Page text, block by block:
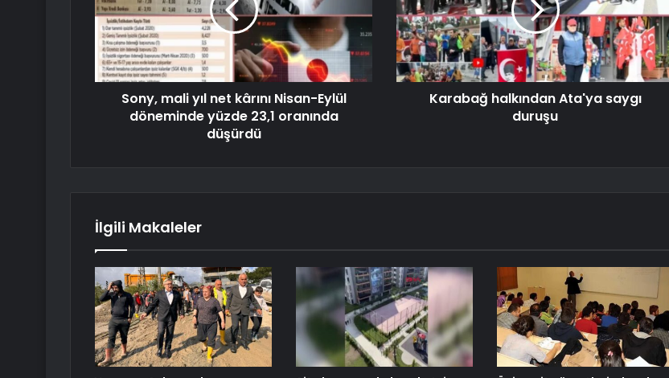
Sony, mali yıl net kârını Nisan-Eylül
döneminde yüzde 23,1 oranında
düşürdü
Karabağ halkından Ata'ya saygı
duruşu
İlgili Makaleler